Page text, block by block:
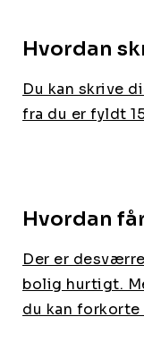
Hvordan
Du kan skrive
fra du er fyldt
Hvordan
Der er
bolig hurtigt.
du kan